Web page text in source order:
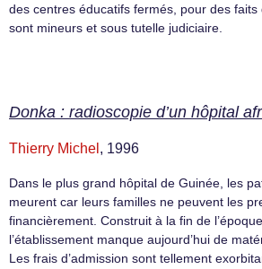
des centres éducatifs fermés, pour des
sont mineurs et sous tutelle judiciaire.
Donka : radioscopie d’un hôpital
Thierry Michel , 1996
Dans le plus grand hôpital de Guinée, les
meurent car leurs familles ne peuvent les
financièrement. Construit à la fin de
l’établissement manque aujourd’hui de
Les frais d’admission sont tellement